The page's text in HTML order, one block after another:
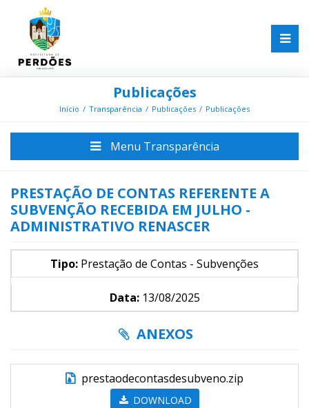
Publicações
Início Transparência Publicações Publicações
Menu Transparência
PRESTAÇÃO DE CONTAS REFERENTE A
SUBVENÇÃO RECEBIDA EM JULHO -
ADMINISTRATIVO RENASCER
Tipo: Prestação de Contas - Subvenções
Data:13/08/2025
ANEXOS
prestaodecontasdesubveno.zip
DOWNLOAD